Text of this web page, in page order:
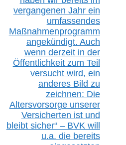
vergangenen Jahr ein
umfassendes
Maßnahmenprogramm
angekündigt. Auch
wenn derzeit in der
Öffentlichkeit zum Teil
versucht wird, ein
anderes Bild zu
zeichnen: Die
Altersvorsorge unserer
Versicherten ist und
bleibt sicher“ – BVK will
u.a. die bereits